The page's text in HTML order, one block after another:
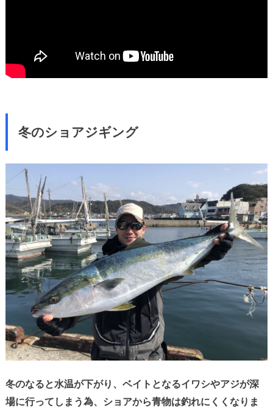
冬のショアジギング
冬のなると水温が下がり、ベイトとなるイワシやアジが深
場に行ってしまう為、ショアから青物は釣れにくくなりま